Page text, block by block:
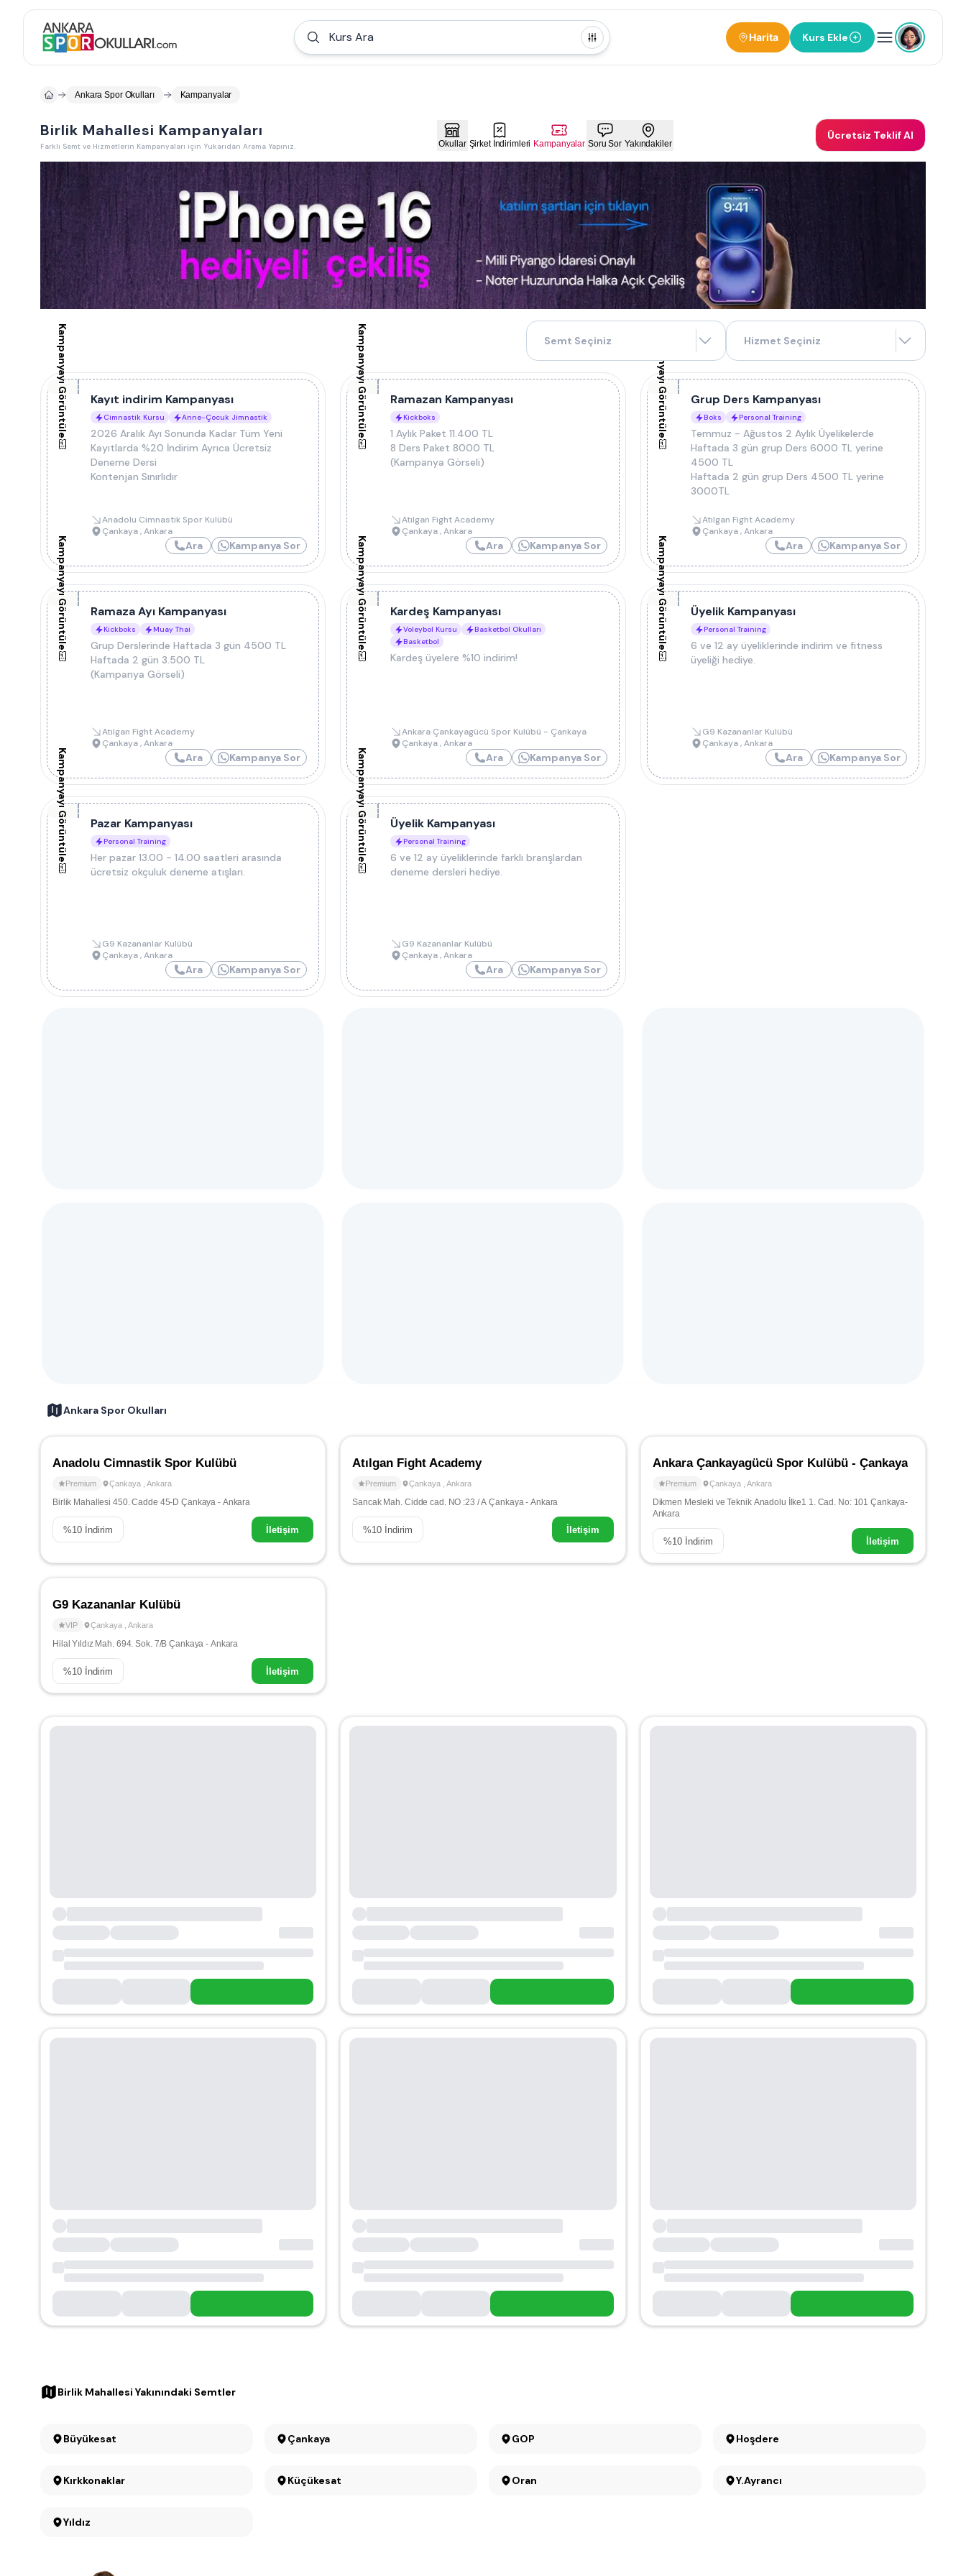
Kurs Ara Harita Kurs Ekle
Ankara Spor Okulları Kampanyalar
Birlik Mahallesi Kampanyaları
Farklı Semt ve Hizmetlerin Kampanyaları için Yukarıdan Arama Yapınız. Okullar Şirket İndirimleri Kampanyalar Soru Sor Yakındakiler
Ücretsiz Teklif Al
Semt Seçiniz Hizmet Seçiniz
Kampanyayı Görüntüle Kayıt indirim Kampanyası
Cimnastik Kursu Anne-Çocuk Jimnastik
2026 Aralık Ayı Sonunda Kadar Tüm Yeni
Kayıtlarda %20 İndirim Ayrıca Ücretsiz
Deneme Dersi
Kontenjan Sınırlıdır
Anadolu Cimnastik Spor Kulübü
Çankaya,Ankara
Ara Kampanya Sor
Kampanyayı Görüntüle Ramazan Kampanyası
Kickboks
1 Aylık Paket 11.400 TL
8 Ders Paket 8000 TL
(Kampanya Görseli)
Atılgan Fight Academy
Çankaya,Ankara
Ara Kampanya Sor
Kampanyayı Görüntüle Grup Ders Kampanyası
Boks Personal Training
Temmuz - Ağustos 2 Aylık Üyelikelerde
Haftada 3 gün grup Ders 6000 TL yerine
4500 TL
Haftada 2 gün grup Ders 4500 TL yerine
3000TL
Atılgan Fight Academy
Çankaya,Ankara
Ara Kampanya Sor
Kampanyayı Görüntüle Ramaza Ayı Kampanyası
Kickboks Muay Thai
Grup Derslerinde Haftada 3 gün 4500 TL
Haftada 2 gün 3.500 TL
(Kampanya Görseli)
Atılgan Fight Academy
Çankaya,Ankara
Ara Kampanya Sor
Kampanyayı Görüntüle Kardeş Kampanyası
Voleybol Kursu
Basketbol Okulları
Basketbol
Kardeş üyelere %10 indirim!
Ankara Çankayagücü Spor Kulübü - Çankaya
Çankaya,Ankara
Ara Kampanya Sor
Kampanyayı Görüntüle Üyelik Kampanyası
Personal Training
6 ve 12 ay üyeliklerinde indirim ve fitness
üyeliği hediye.
G9 Kazananlar Kulübü
Çankaya,Ankara
Ara Kampanya Sor
Kampanyayı Görüntüle Pazar Kampanyası
Personal Training
Her pazar 13.00 - 14.00 saatleri arasında
ücretsiz okçuluk deneme atışları.
G9 Kazananlar Kulübü
Çankaya,Ankara
Ara Kampanya Sor
Kampanyayı Görüntüle Üyelik Kampanyası
Personal Training
6 ve 12 ay üyeliklerinde farklı branşlardan
deneme dersleri hediye.
G9 Kazananlar Kulübü
Çankaya,Ankara
Ara Kampanya Sor
Ankara Spor Okulları
Anadolu Cimnastik Spor Kulübü
Premium Çankaya Ankara
Birlik Mahallesi 450. Cadde 45-D Çankaya - Ankara
%10 İndirim İletişim
Atılgan Fight Academy
Premium Çankaya ,Ankara
Sancak Mah. Cidde cad. NO :23 / A Çankaya - Ankara
%10 İndirim İletişim
Ankara Çankayagücü Spor Kulübü - Çankaya
Premium Çankaya Ankara
Dikmen Mesleki ve Teknik Anadolu İlke1 1. Cad. No: 101 Çankaya-
Ankara
%10İndirim İletişim
G9 Kazananlar Kulübü
VIP Çankaya Ankara
Hilal Yıldız Mah. 694. Sok. 7/B Çankaya - Ankara
%10 İndirim İletişim
Birlik Mahallesi Yakınındaki Semtler
Büyükesat Çankaya GOP Hoşdere
Kırkkonaklar Küçükesat Oran Y.Ayrancı
Yıldız